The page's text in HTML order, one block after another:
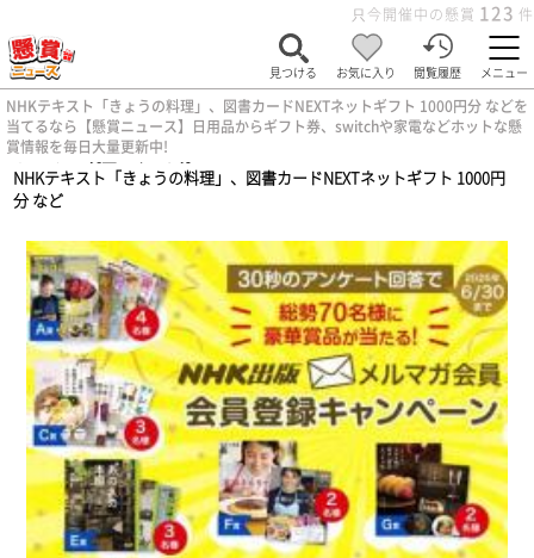
只今開催中の懸賞 123 件
見つける お気に入り 閲覧履歴 メニュー
NHKテキスト「きょうの料理」、図書カードNEXTネットギフト 1000円分 などを
当てるなら【懸賞ニュース】日用品からギフト券、switchや家電などホットな懸
賞情報を毎日大量更新中!
ホーム > 現金・ギフト券
NHKテキスト「きょうの料理」、図書カードNEXTネットギフト 1000円
分 など